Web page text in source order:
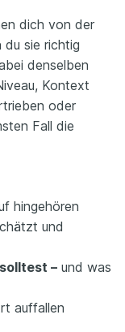
dich von der
du sie richtig
denselben
Kontext
oder
Fall die
hingehören
und
– und was
auffallen